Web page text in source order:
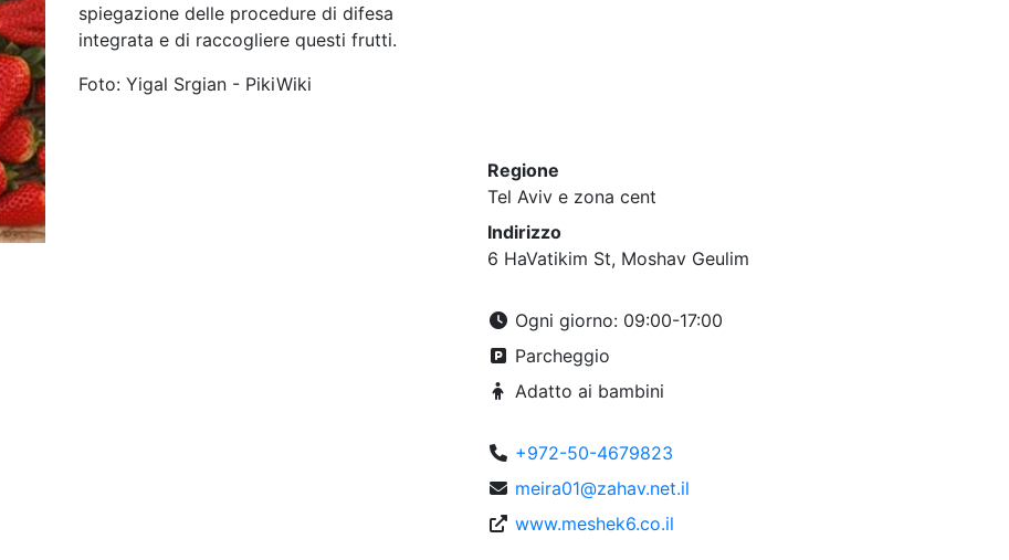
spiegazione delle procedure di difesa
integrata e di raccogliere questi frutti.
Foto: Yigal Srgian - PikiWiki
Regione
Tel Aviv e zona cent
Indirizzo
6 HaVatikim St, Moshav Geulim
Ogni giorno: 09:00-17:00
Parcheggio
Adatto ai bambini
+972-50-4679823
meira01@zahav.net.il
www.meshek6.co.il